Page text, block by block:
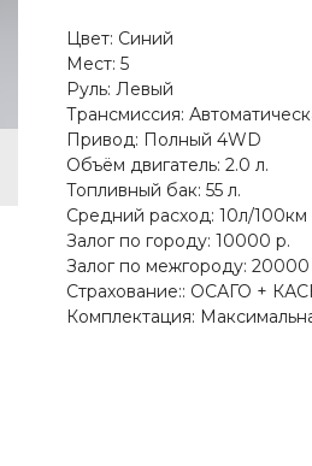
Цвет: Синий
Мест: 5
Руль: Левый
Трансмиссия:
Привод: Полный 4WD
Объём двигатель: 2.0 л.
Топливный бак: 55 л.
Средний расход: 10л/100км
Залог по городу: 10000 р.
Залог по межгороду: 20000
Страхование:: ОСАГО +
Комплектация: